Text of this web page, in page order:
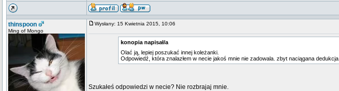
thinspoon
Ming of Mongo
Wysłany: 15 Kwietnia 2015, 10:06
konopia napisał/a
Olać ją, lepiej poszukać innej koleżanki.
Odpowiedź, która znalazłem w necie jakoś mnie nie zadowala. zbyt naciągana dedukcja.
Szukałeś odpowiedzi w necie? Nie rozbrajaj mnie.